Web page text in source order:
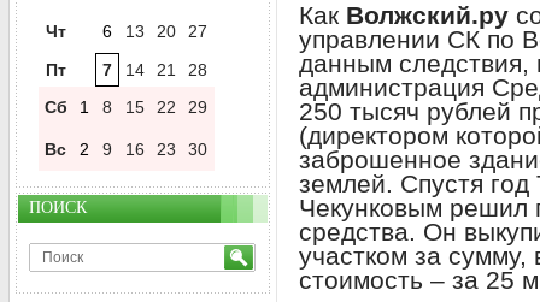
Как Волжский.ру
управлении СК по
данным следствия,
администрация
250 тысяч рублей
(директором
заброшенное
землей. Спустя
Чекунковым решил
средства. Он
участком за
стоимость – за 25
Чт 6 13 20
27
Пт
7 14 21
28
Сб
1 8 15 22 29
Вс 2 9 16 23 30
ПОИСК